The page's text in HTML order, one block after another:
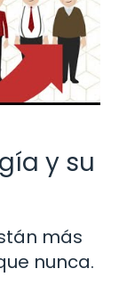
y su
más
nunca.